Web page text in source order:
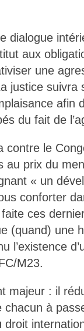
dialogue
aux
une
justice suivra
afin
du fait de
contre le
au prix du
« un
conforter
ces
(quand) une
l’existence
M23.
majeur : il
à
droit